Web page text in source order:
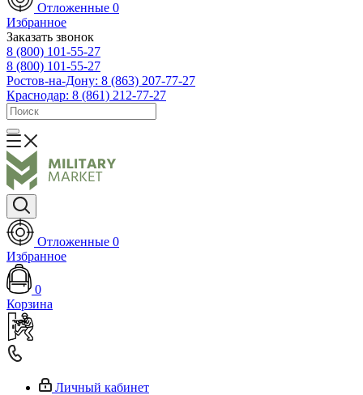
Отложенные 0
Избранное
Заказать звонок
8 (800) 101-55-27
8 (800) 101-55-27
Ростов-на-Дону: 8 (863) 207-77-27
Краснодар: 8 (861) 212-77-27
Отложенные 0
Избранное
0
Корзина
Личный кабинет